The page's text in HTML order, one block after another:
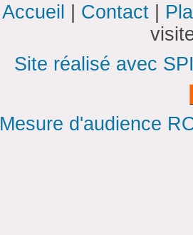
Accueil Contact
Site réalisé avec
Mesure d'audience